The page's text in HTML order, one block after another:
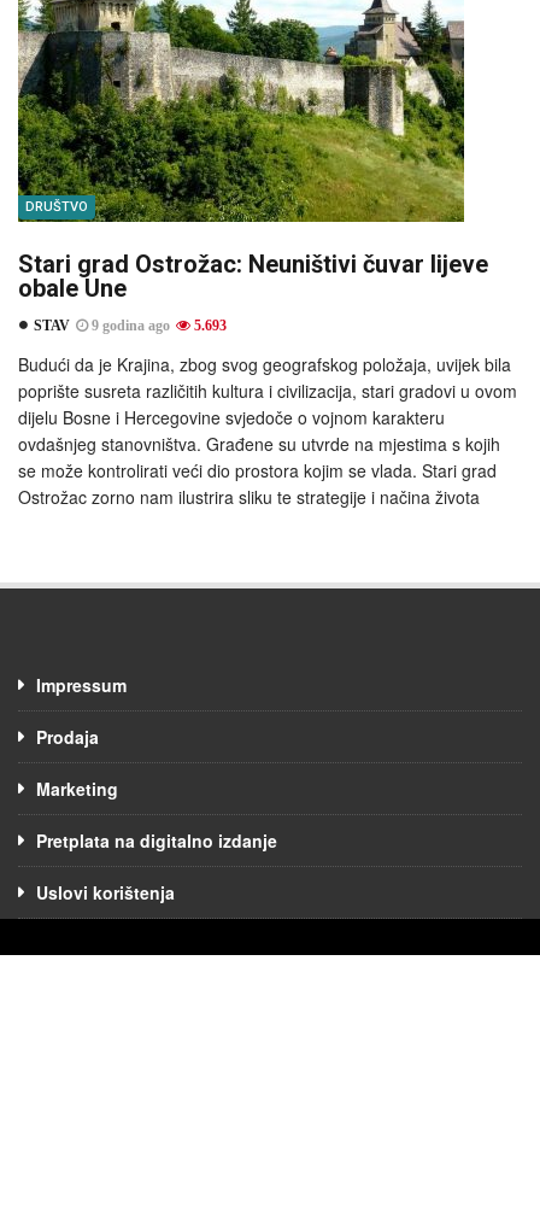
DRUŠTVO
Stari grad Ostrožac: Neuništivi čuvar lijeve
obale Une
STAV 9 godina ago 5.693
Budući da je Krajina, zbog svog geografskog položaja, uvijek bila
poprište susreta različitih kultura i civilizacija, stari gradovi u ovom
dijelu Bosne i Hercegovine svjedoče o vojnom karakteru
ovdašnjeg stanovništva. Građene su utvrde na mjestima s kojih
se može kontrolirati veći dio prostora kojim se vlada. Stari grad
Ostrožac zorno nam ilustrira sliku te strategije i načina života
Impressum
Prodaja
Marketing
Pretplata na digitalno izdanje
Uslovi korištenja